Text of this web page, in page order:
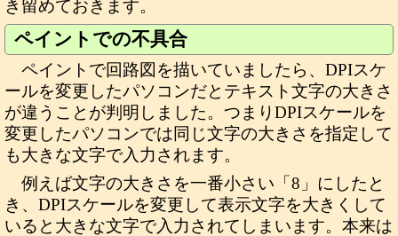
き留めておきます。
ペイントでの不具合
ペイントで回路図を描いていましたら、DPIスケ
ールを変更したパソコンだとテキスト文字の大きさ
が違うことが判明しました。つまりDPIスケールを
変更したパソコンでは同じ文字の大きさを指定して
も大きな文字で入力されます。
例えば文字の大きさを一番小さい「8」にしたと
き、DPIスケールを変更して表示文字を大きくして
いると大きな文字で入力されてしまいます。本来は